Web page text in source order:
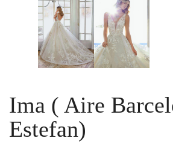
Ima ( Aire
Estefan)